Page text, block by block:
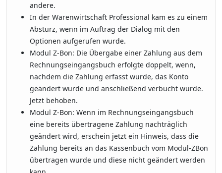
andere.
In der Warenwirtschaft Professional kam es zu einem
Absturz, wenn im Auftrag der Dialog mit den
Optionen aufgerufen wurde.
Modul Z-Bon: Die Übergabe einer Zahlung aus dem
Rechnungseingangsbuch erfolgte doppelt, wenn,
nachdem die Zahlung erfasst wurde, das Konto
geändert wurde und anschließend verbucht wurde.
Jetzt behoben.
Modul Z-Bon: Wenn im Rechnungseingangsbuch
eine bereits übertragene Zahlung nachträglich
geändert wird, erschein jetzt ein Hinweis, dass die
Zahlung bereits an das Kassenbuch vom Modul-ZBon
übertragen wurde und diese nicht geändert werden